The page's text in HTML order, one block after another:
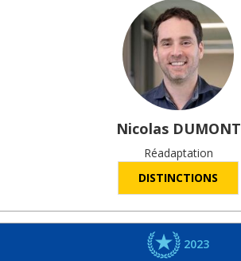
Nicolas DUMONT
Réadaptation
DISTINCTIONS
2023